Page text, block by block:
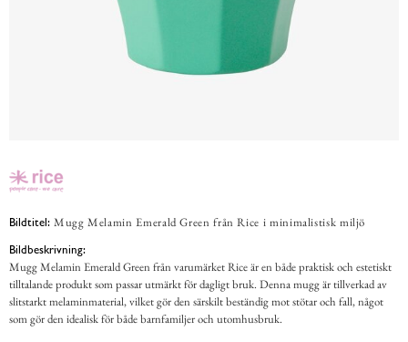
Bildtitel: Mugg Melamin Emerald Green från Rice i minimalistisk miljö
Bildbeskrivning:
Mugg Melamin Emerald Green från varumärket Rice är en både praktisk och estetiskt
tilltalande produkt som passar utmärkt för dagligt bruk. Denna mugg är tillverkad av
slitstarkt melaminmaterial, vilket gör den särskilt beständig mot stötar och fall, något
som gör den idealisk för både barnfamiljer och utomhusbruk.